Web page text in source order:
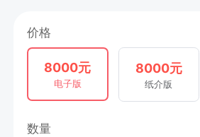
价格
8000元
电子版
8000元
纸介版
数量